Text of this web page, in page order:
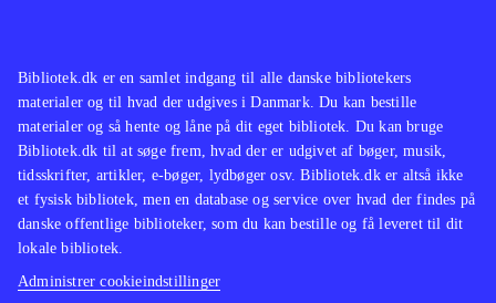
Bibliotek.dk er en samlet indgang til alle danske bibliotekers
materialer og til hvad der udgives i Danmark. Du kan bestille
materialer og så hente og låne på dit eget bibliotek. Du kan bruge
Bibliotek.dk til at søge frem, hvad der er udgivet af bøger, musik,
tidsskrifter, artikler, e-bøger, lydbøger osv. Bibliotek.dk er altså ikke
et fysisk bibliotek, men en database og service over hvad der findes på
danske offentlige biblioteker, som du kan bestille og få leveret til dit
lokale bibliotek.
Administrer cookieindstillinger